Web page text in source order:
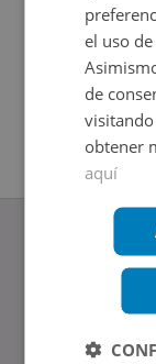
Avenida
el uso
de
obtener
aquí